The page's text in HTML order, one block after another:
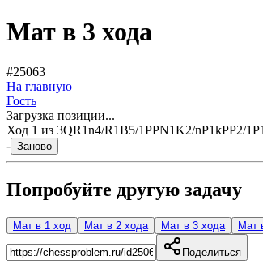
Мат в 3 хода
#25063
На главную
Гость
Загрузка позиции...
Ход 1 из 3QR1n4/R1B5/1PPN1K2/nP1kPP2/
- Заново
Попробуйте другую задачу
Мат в 1 ход Мат в 2 хода Мат в 3 хода Мат
Поделиться